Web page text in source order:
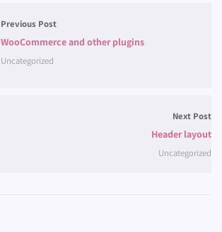
Previous Post
WooCommerce and other plugins
Uncategorized
Next Post
Header layout
Uncategorized